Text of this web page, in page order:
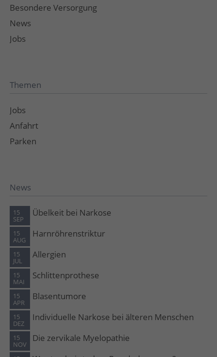
Besondere Versorgung
News
Jobs
Themen
Jobs
Anfahrt
Parken
News
15
SEP
Übelkeit bei Narkose
15
AUG
Harnröhrenstriktur
15
JUL
Allergien
15
MAI
Schlittenprothese
15
APR
Blasentumore
15
DEZ
Individuelle Narkose bei älteren Menschen
15
NOV
Die zervikale Myelopathie